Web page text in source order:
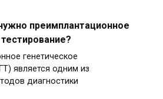
преимплантационное
генетическое
является одним из
диагностики